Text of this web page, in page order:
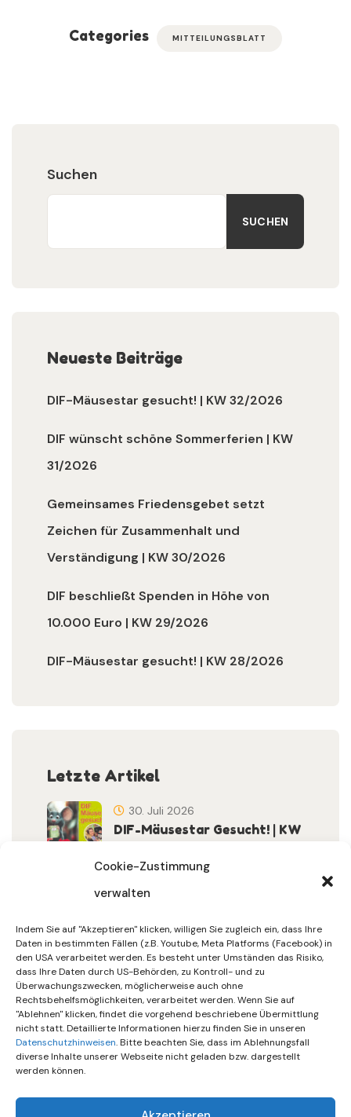
Cookie-Zustimmung
verwalten
Indem Sie auf "Akzeptieren" klicken, willigen Sie zugleich ein, dass Ihre
Daten in bestimmten Fällen (z.B. Youtube, Meta Platforms (Facebook) in
den USA verarbeitet werden. Es besteht unter Umständen das Risiko,
dass Ihre Daten durch US-Behörden, zu Kontroll- und zu
Überwachungszwecken, möglicherweise auch ohne
Rechtsbehelfsmöglichkeiten, verarbeitet werden. Wenn Sie auf
"Ablehnen" klicken, findet die vorgehend beschriebene Übermittlung
nicht statt. Detaillierte Informationen hierzu finden Sie in unseren
Datenschutzhinweisen. Bitte beachten Sie, dass im Ablehnungsfall
diverse Inhalte unserer Webseite nicht geladen bzw. dargestellt
werden können.
Categories MITTEILUNGSBLATT
Suchen
SUCHEN
Neueste Beiträge
DIF-Mäusestar gesucht! | KW 32/2026
DIF wünscht schöne Sommerferien | KW
31/2026
Gemeinsames Friedensgebet setzt
Zeichen für Zusammenhalt und
Verständigung | KW 30/2026
DIF beschließt Spenden in Höhe von
10.000 Euro | KW 29/2026
DIF-Mäusestar gesucht! | KW 28/2026
Letzte Artikel
DIF-Mäusestar Gesucht! | KW
30. Juli 2026
Sommerferien | KW 31/…
30. Juli 2026
Gemeinsames Friedensgebet
Setzt Zeichen …
15. Juli 2026